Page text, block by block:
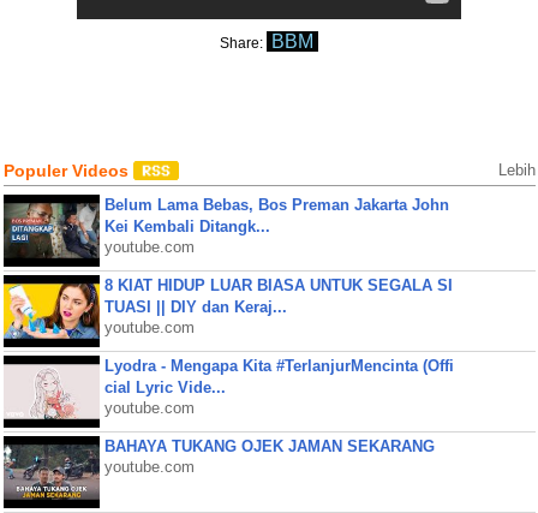
Share: BBM
Populer Videos Lebih
Belum Lama Bebas, Bos Preman Jakarta John
Kei Kembali Ditangk...
youtube.com
8 KIAT HIDUP LUAR BIASA UNTUK SEGALA SI
TUASI || DIY dan Keraj...
youtube.com
Lyodra - Mengapa Kita #TerlanjurMencinta (Offi
cial Lyric Vide...
youtube.com
BAHAYA TUKANG OJEK JAMAN SEKARANG
youtube.com